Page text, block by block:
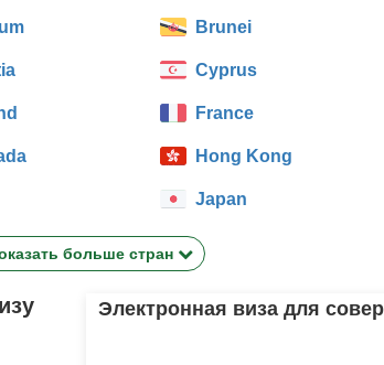
Brunei
Cyprus
France
Hong Kong
Japan
Liechtenstein
Maldives
больше стран
Электронная виза для